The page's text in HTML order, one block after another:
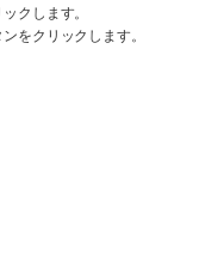
クします。
をクリックします。